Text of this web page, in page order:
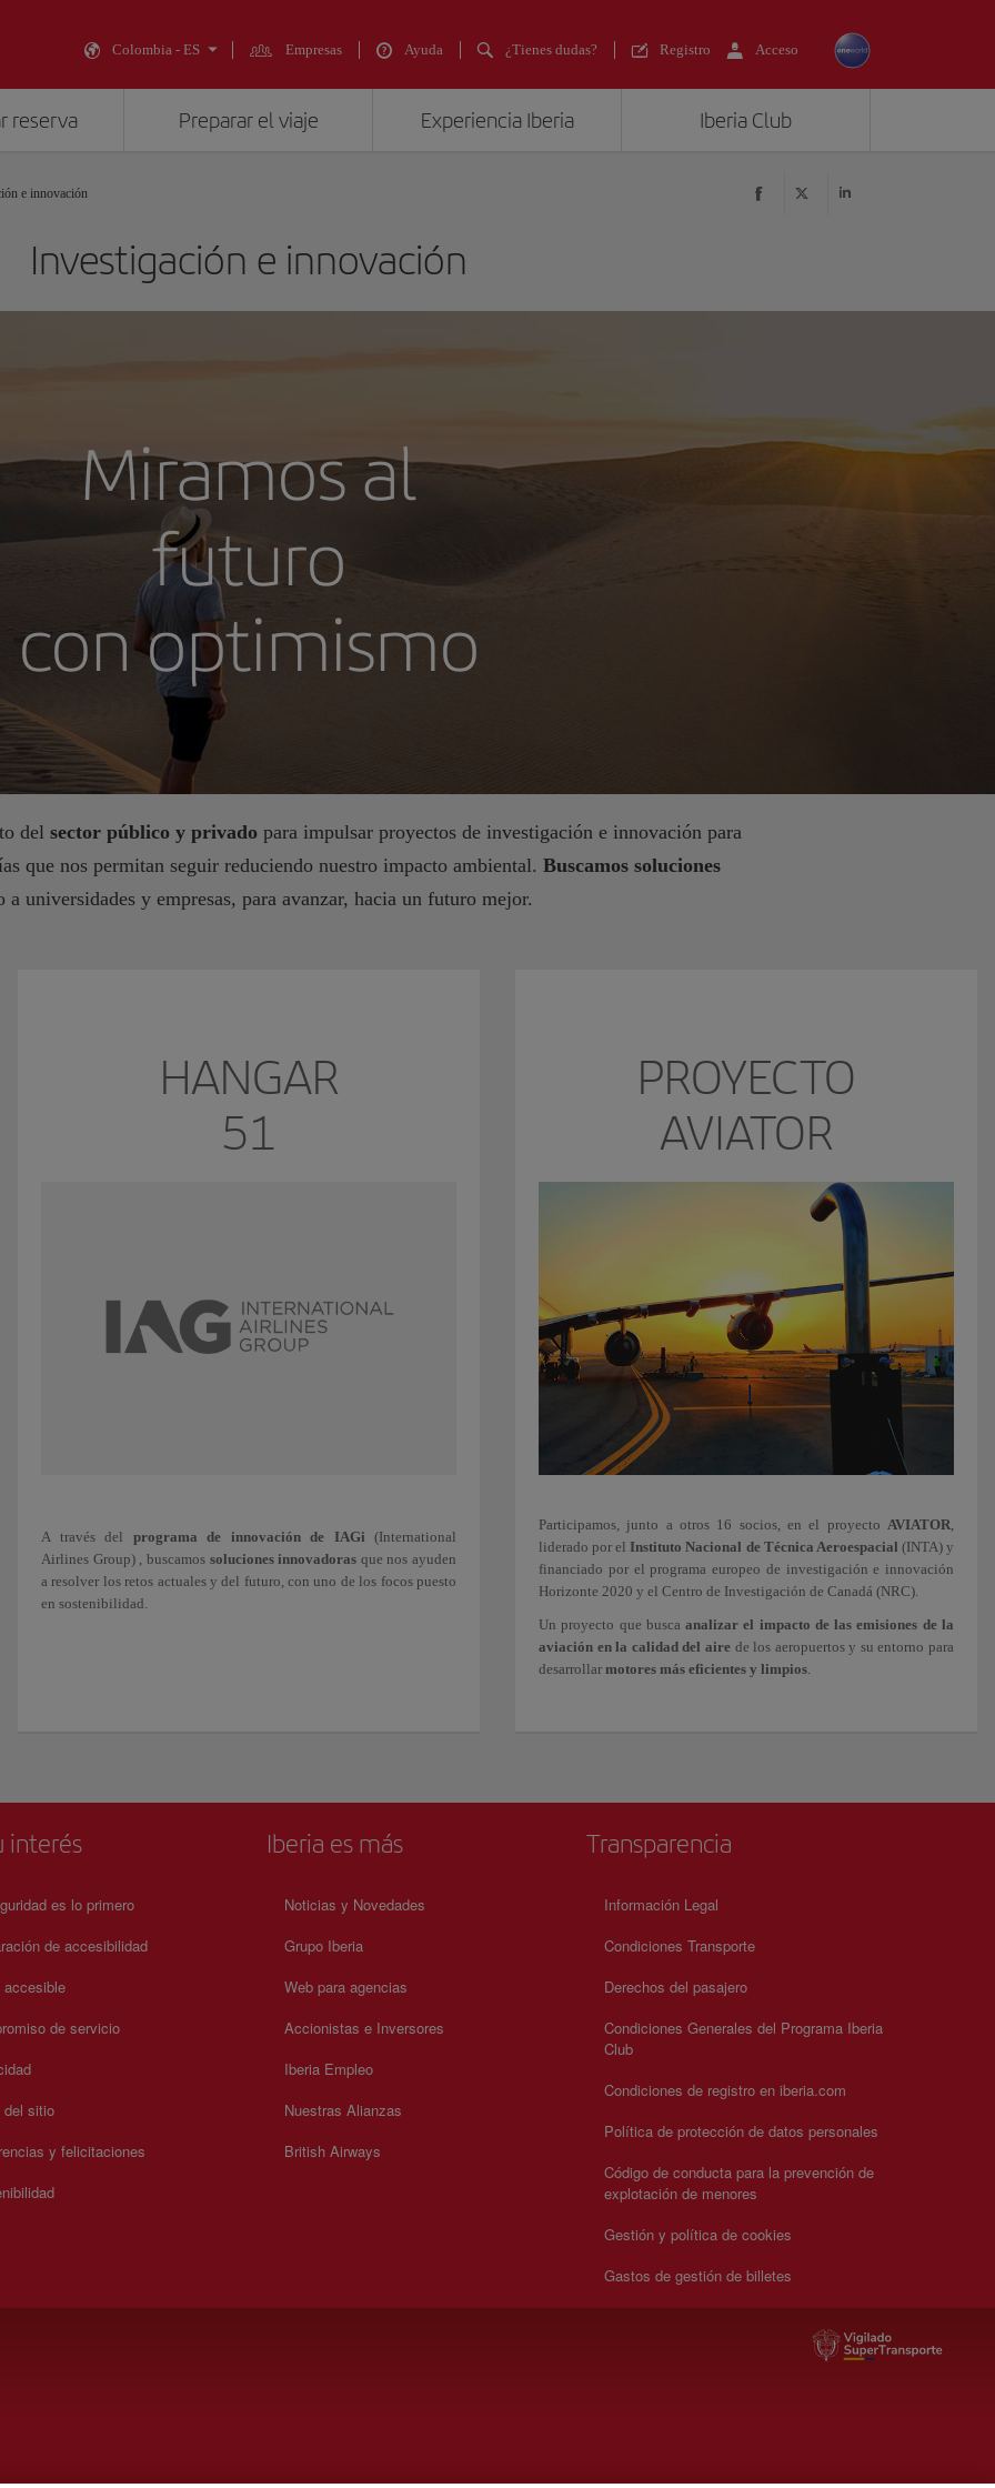
Colombia - ES Empresas Ayuda ¿Tienes dudas? Registro Acceso
reserva Preparar el viaje Experiencia Iberia Iberia Club
e innovación
Investigación e innovación
Miramos al
futuro
con optimismo
del sector público y privadopara impulsar proyectos de investigación e innovación para
que nos permitan seguir reduciendo nuestro impacto ambiental. Buscamos soluciones
a universidades y empresas, para avanzar, hacia un futuro mejor.
HANGAR
51
A través del programa de innovación de IAGi (International
Airlines Group) , buscamos soluciones innovadoras que nos ayuden
a resolver los retos actuales y del futuro, con uno de los focos puesto
en sostenibilidad.
PROYECTO
AVIATOR
Participamos, junto a otros 16 socios, en el proyecto AVIATOR,
liderado por el Instituto Nacional de Técnica Aeroespacial (INTA) y
financiado por el programa europeo de investigación e innovación
Horizonte 2020 y el Centro de Investigación de Canadá (NRC).
Un proyecto que buscaanalizar el impacto de las emisiones de la
aviación en la calidad del airede los aeropuertos y su entorno para
desarrollar motores más eficientes y limpios.
interés
es lo primero
de accesibilidad
accesible
de servicio
del sitio
y felicitaciones
Iberia es más
Noticias y Novedades
Grupo Iberia
Web para agencias
Accionistas e Inversores
Iberia Empleo
Nuestras Alianzas
British Airways
Transparencia
Información Legal
Condiciones Transporte
Derechos del pasajero
Condiciones Generales del Programa Iberia
Club
Condiciones de registro en iberia.com
Política de protección de datos personales
Código de conducta para la prevención de
explotación de menores
Gestión y política de cookies
Gastos de gestión de billetes